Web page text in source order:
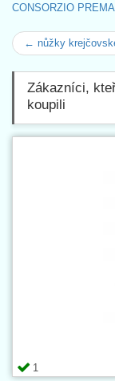
CONSORZIO
← nůžky
Zákazníci,
koupili
1